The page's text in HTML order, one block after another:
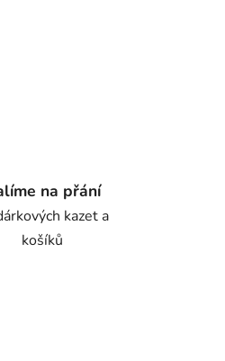
na přání
kazet a
košíků